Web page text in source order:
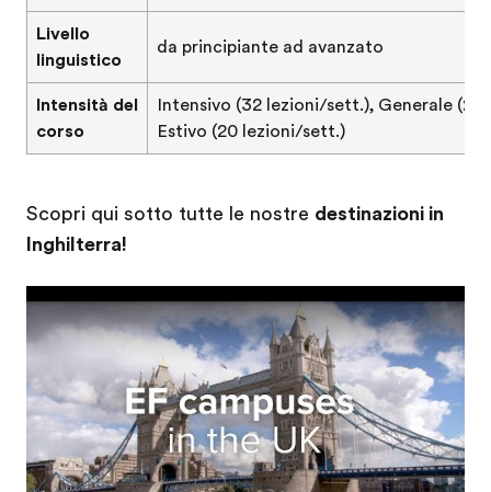
Livello
linguistico
da principiante ad avanzato
Intensità del
corso
Intensivo (32 lezioni/sett.), Generale
Estivo (20 lezioni/sett.)
Scopri qui sotto tutte le nostre destinazioni in
Inghilterra!
Play